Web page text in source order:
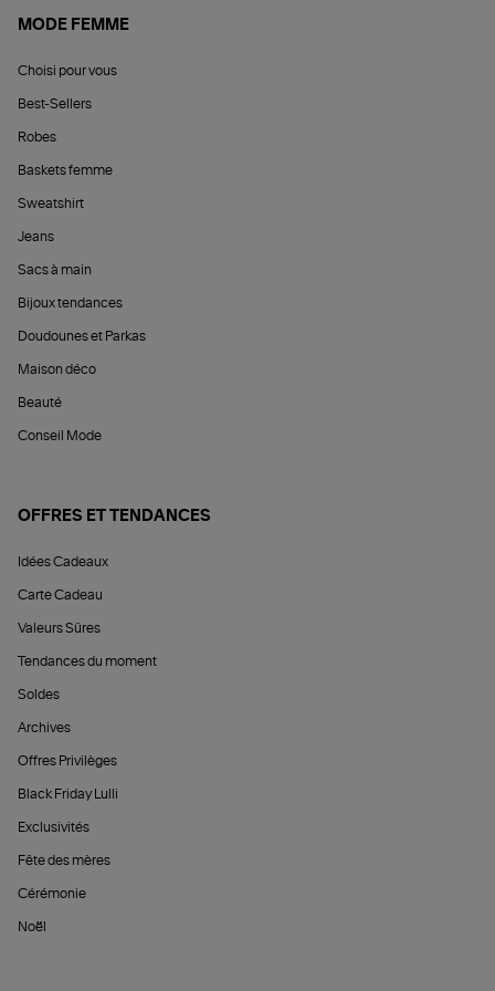
MODE FEMME
Choisi pour vous
Best-Sellers
Robes
Baskets femme
Sweatshirt
Jeans
Sacs à main
Bijoux tendances
Doudounes et Parkas
Maison déco
Beauté
Conseil Mode
OFFRES ET TENDANCES
Idées Cadeaux
Carte Cadeau
Valeurs Sûres
Tendances du moment
Soldes
Archives
Offres Privilèges
Black Friday Lulli
Exclusivités
Fête des mères
Cérémonie
Noël